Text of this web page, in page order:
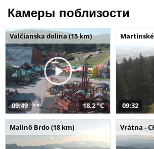
Камеры поблизости
Valčianska dolina (15 km)
09:49 18,2 °C 09:32
Malinô Brdo (18 km) Vrátna -